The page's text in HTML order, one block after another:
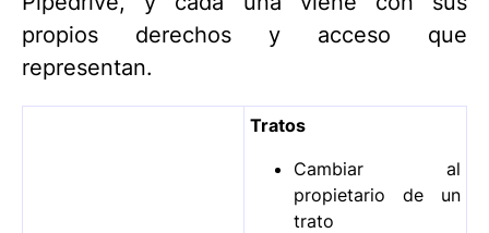
propios derechos y acceso que
representan.
Tratos
Cambiar al
propietario de un
trato